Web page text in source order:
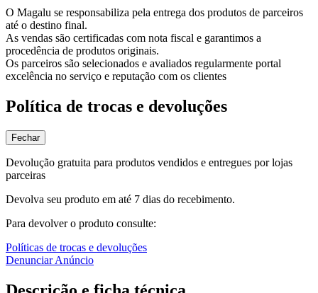
O Magalu se responsabiliza pela entrega dos produtos de parceiros
até o destino final.
As vendas são certificadas com nota fiscal e garantimos a
procedência de produtos originais.
Os parceiros são selecionados e avaliados regularmente portal
excelência no serviço e reputação com os clientes
Política de trocas e devoluções
Fechar
Devolução gratuita para produtos vendidos e entregues por lojas
parceiras
Devolva seu produto em até 7 dias do recebimento.
Para devolver o produto consulte:
Políticas de trocas e devoluções
Denunciar Anúncio